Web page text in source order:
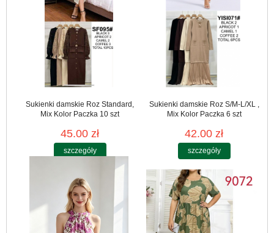
Sukienki damskie Roz Standard,
Mix Kolor Paczka 10 szt
45.00 zł
szczegóły
Sukienki damskie Roz S/M-L/XL ,
Mix Kolor Paczka 6 szt
42.00 zł
szczegóły